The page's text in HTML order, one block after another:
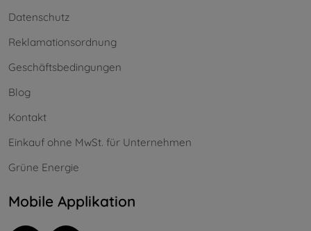
Datenschutz
Reklamationsordnung
Geschäftsbedingungen
Blog
Kontakt
Einkauf ohne MwSt. für Unternehmen
Grüne Energie
Mobile Applikation